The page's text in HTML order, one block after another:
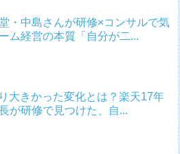
・中島さんが研修×コンサルで気
ム経営の本質「自分が二...
大きかった変化とは？楽天17年
が研修で見つけた、自...